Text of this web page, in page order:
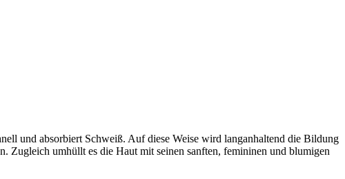
und absorbiert Schweiß. Auf diese Weise wird langanhaltend die Bildung
Zugleich umhüllt es die Haut mit seinen sanften, femininen und blumigen